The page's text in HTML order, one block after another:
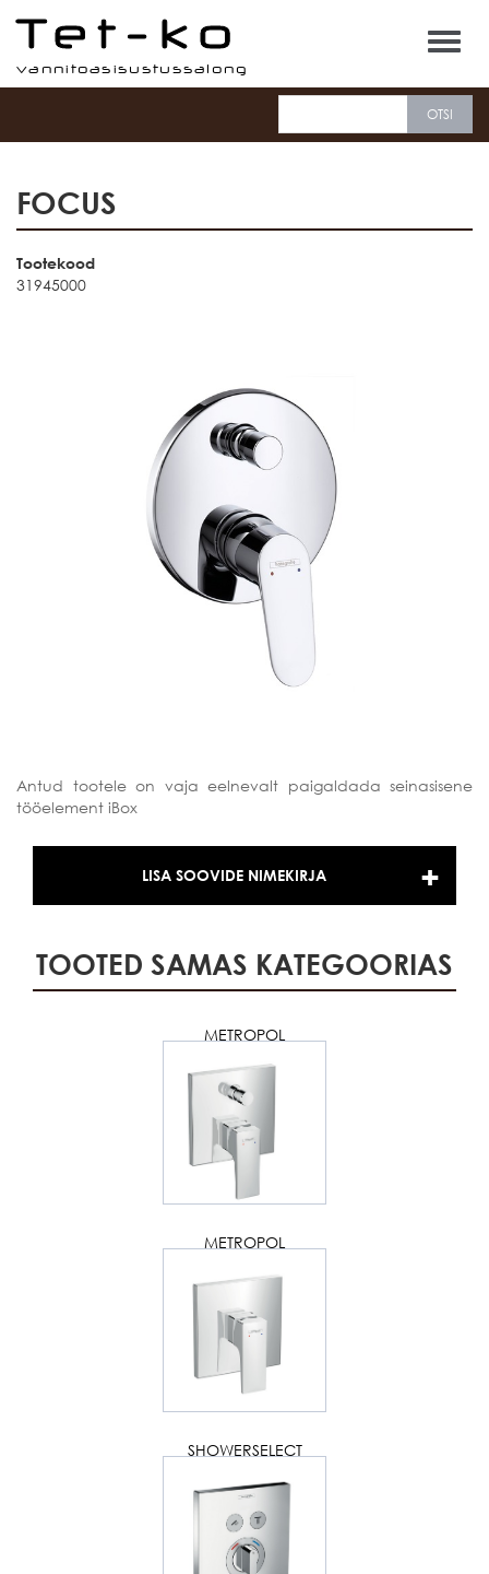
Tet-ko
FOCUS
Tootekood
31945000
Antud tootele on vaja eelnevalt paigaldada seinasisene
tööelement iBox
LISA SOOVIDE NIMEKIRJA
TOOTED SAMAS KATEGOORIAS
METROPOL
METROPOL
SHOWERSELECT